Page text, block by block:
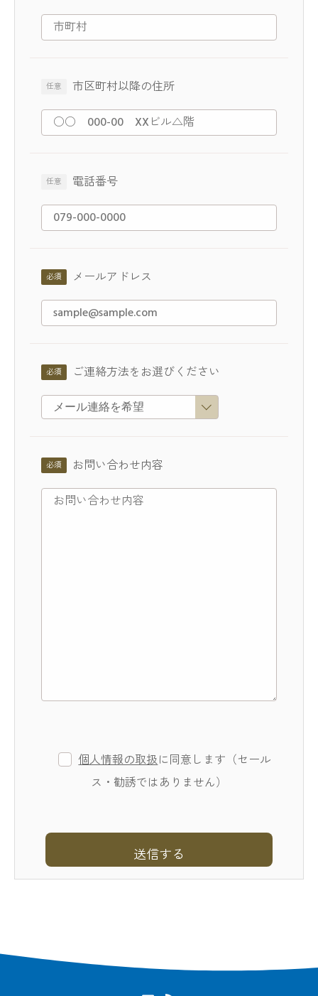
市区町村以降の住所
電話番号
メールアドレス
ご連絡方法をお選びください
お問い合わせ内容
個人情報の取扱に同意します（セール
ス・勧誘ではありません）